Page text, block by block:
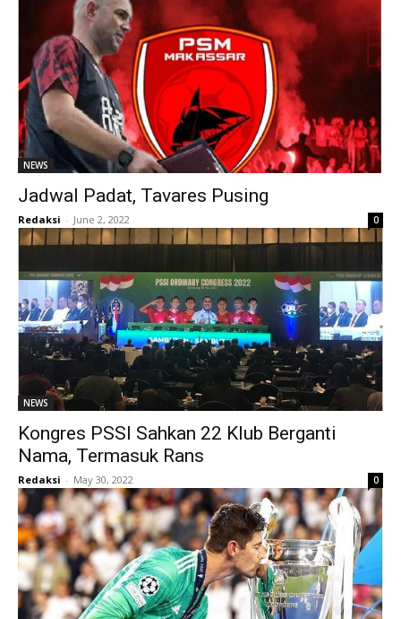
NEWS
Jadwal Padat, Tavares Pusing
Redaksi - June 2, 2022 0
NEWS
Kongres PSSI Sahkan 22 Klub Berganti
Nama, Termasuk Rans
Redaksi - May 30, 2022 0